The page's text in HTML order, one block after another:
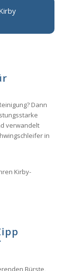
Dann
verwandelt
in
Kirby-
Bürste,